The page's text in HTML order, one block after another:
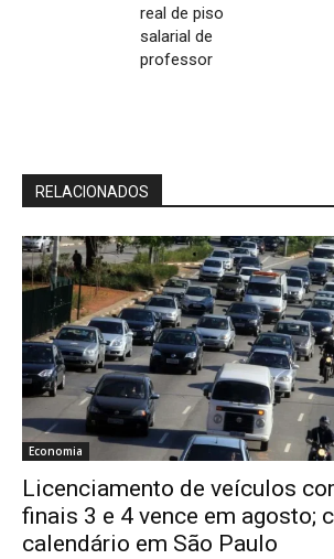
real de piso
salarial de
professor
RELACIONADOS
Economia
Licenciamento de veículos
finais 3 e 4 vence em agosto;
calendário em São Paulo